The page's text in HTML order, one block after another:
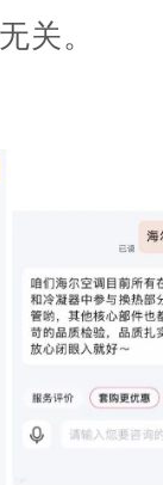
关。